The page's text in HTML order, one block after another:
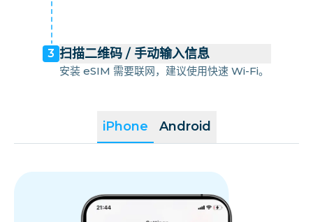
iPhone Android
3 扫描二维码 / 手动输入信息
安装 eSIM 需要联网，建议使用快速 Wi-Fi。